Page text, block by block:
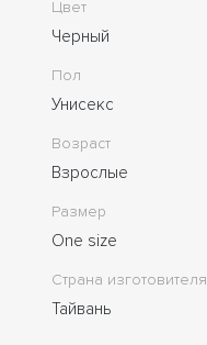
Цвет
Черный
Пол
Унисекс
Возраст
Взрослые
Размер
One size
Страна изготовителя
Тайвань